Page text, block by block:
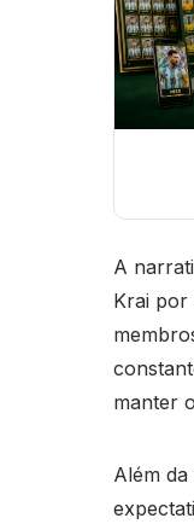
A
Krai por
manter
Além